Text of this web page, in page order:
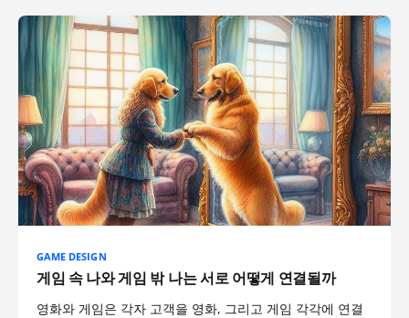
GAME DESIGN
게임 속 나와 게임 밖 나는 서로 어떻게 연결될까
영화와 게임은 각자 고객을 영화, 그리고 게임 각각에 연결